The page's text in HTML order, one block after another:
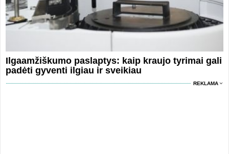
Ilgaamžiškumo paslaptys: kaip kraujo tyrimai gali
padėti gyventi ilgiau ir sveikiau
REKLAMA